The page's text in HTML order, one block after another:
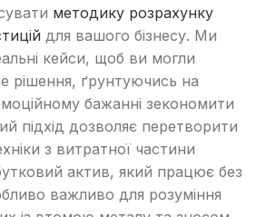
методику розрахунку
для вашого бізнесу. Ми
кейси, щоб ви могли
рішення, ґрунтуючись на
бажанні зекономити
підхід дозволяє перетворити
з витратної частини
актив, який працює без
важливо для розуміння